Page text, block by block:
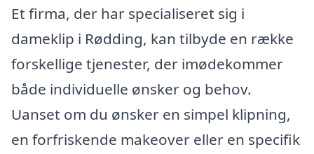
Et firma, der har specialiseret sig i
dameklip i Rødding, kan tilbyde en række
forskellige tjenester, der imødekommer
både individuelle ønsker og behov.
Uanset om du ønsker en simpel klipning,
en forfriskende makeover eller en specifik